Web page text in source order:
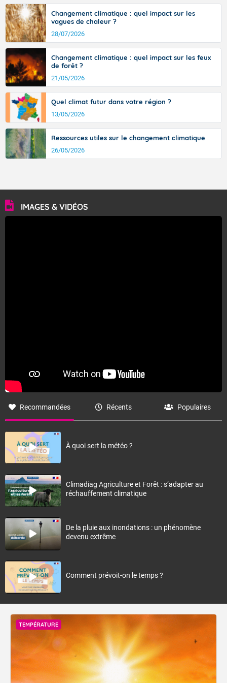
Vent faible d'Est-Nord-Est.
Pour samedi après-midi.
Beau temps sec et bien ensoleillé.
Températures maximales : 31 degrés.
Vent faible de direction variable.
Pour dimanche matin.
Le soleil brille sans partage.
Températures minimales : 19 degrés.
Soleil et ciel bleu prédominent.
Changement climatique : quel impact sur les
vagues de chaleur ?
28/07/2026
Changement climatique : quel impact sur les feux
de forêt ?
21/05/2026
Quel climat futur dans votre région ?
13/05/2026
Ressources utiles sur le changement climatique
26/05/2026
IMAGES & VIDÉOS
Recommandées Récents Populaires
À quoi sert la météo ?
Climadiag Agriculture et Forêt : s’adapter au
réchauffement climatique
De la pluie aux inondations : un phénomène
devenu extrême
Comment prévoit-on le temps ?
TEMPÉRATURE